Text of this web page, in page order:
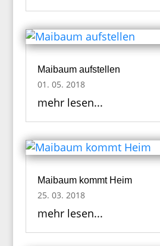
Maibaum aufstellen
01. 05. 2018
mehr lesen...
Maibaum kommt Heim
25. 03. 2018
mehr lesen...